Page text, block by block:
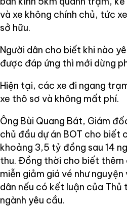
và xe không chính chủ, tức
sở hữu.
Người dân cho biết khi nào
được đáp ứng thì mới dừng
Hiện tại, các xe đi ngang
xe thô sơ và không mất phí.
Ông Bùi Quang Bát, Giám
chủ đầu dự án BOT cho biết
khoảng 3,5 tỷ đồng sau 14
thu. Đồng thời cho biết thêm
miễn giảm giá vé như
dân nếu có kết luận của Thủ
ngành yêu cầu.